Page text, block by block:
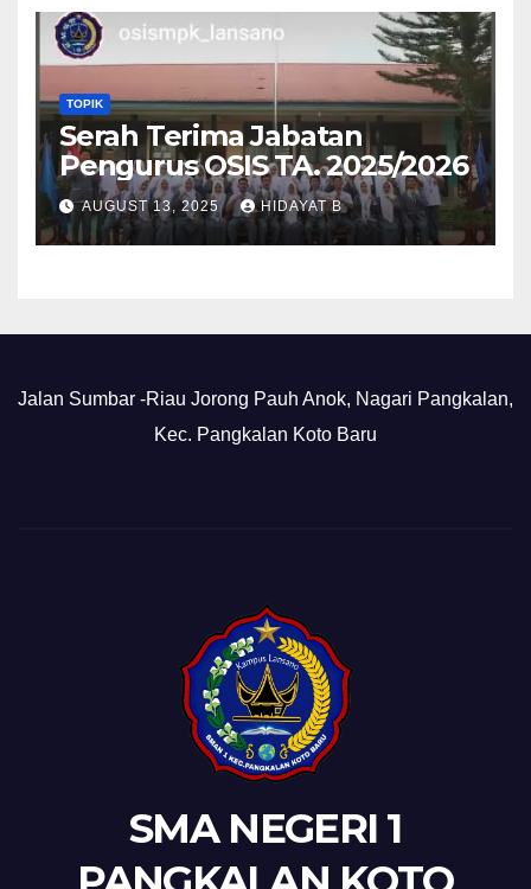
TOPIK
Serah Terima Jabatan
Pengurus OSIS TA. 2025/2026
AUGUST 13, 2025 HIDAYAT B
Jalan Sumbar -Riau Jorong Pauh Anok, Nagari Pangkalan,
Kec. Pangkalan Koto Baru
SMA NEGERI 1